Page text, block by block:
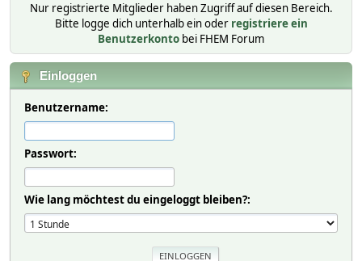
Nur registrierte Mitglieder haben Zugriff auf diesen Bereich.
Bitte logge dich unterhalb ein oder registriere ein
Benutzerkonto bei FHEM Forum
Einloggen
Benutzername:
Passwort:
Wie lang möchtest du eingeloggt bleiben?: